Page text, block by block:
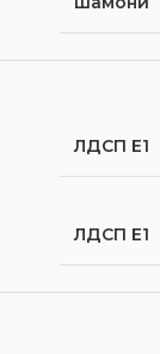
ЛДСП Е1
ЛДСП Е1